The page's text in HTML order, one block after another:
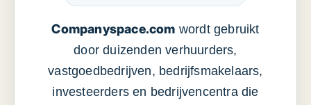
Companyspace.com wordt gebruikt
door duizenden verhuurders,
vastgoedbedrijven, bedrijfsmakelaars,
investeerders en bedrijvencentra die